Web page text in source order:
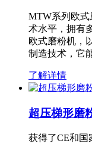
MTW系列欧
术水平，拥有
欧式磨粉机，
制造技术，它
了解详情
超压梯形磨
获得了CE和国